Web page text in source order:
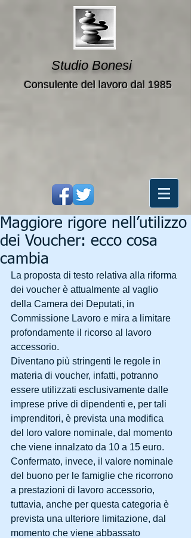
Studio Bonesi
Consulente del lavoro dal 1985
Maggiore rigore nell’utilizzo
dei Voucher: ecco cosa
cambia
La proposta di testo relativa alla riforma
dei voucher è attualmente al vaglio
della Camera dei Deputati, in
Commissione Lavoro e mira a limitare
profondamente il ricorso al lavoro
accessorio.
Diventano più stringenti le regole in
materia di voucher, infatti, potranno
essere utilizzati esclusivamente dalle
imprese prive di dipendenti e, per tali
imprenditori, è prevista una modifica
del loro valore nominale, dal momento
che viene innalzato da 10 a 15 euro.
Confermato, invece, il valore nominale
del buono per le famiglie che ricorrono
a prestazioni di lavoro accessorio,
tuttavia, anche per questa categoria è
prevista una ulteriore limitazione, dal
momento che viene abbassato